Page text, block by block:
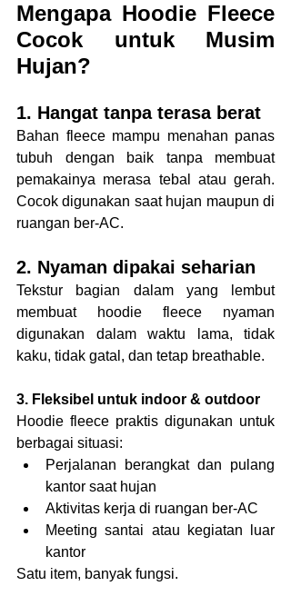
Mengapa Hoodie Fleece
Cocok untuk Musim
Hujan?
1. Hangat tanpa terasa berat
Bahan fleece mampu menahan panas
tubuh dengan baik tanpa membuat
pemakainya merasa tebal atau gerah.
Cocok digunakan saat hujan maupun di
ruangan ber-AC.
2. Nyaman dipakai seharian
Tekstur bagian dalam yang lembut
membuat hoodie fleece nyaman
digunakan dalam waktu lama, tidak
kaku, tidak gatal, dan tetap breathable.
3. Fleksibel untuk indoor & outdoor
Hoodie fleece praktis digunakan untuk
berbagai situasi:
Perjalanan berangkat dan pulang
kantor saat hujan
Aktivitas kerja di ruangan ber-AC
Meeting santai atau kegiatan luar
kantor
Satu item, banyak fungsi.